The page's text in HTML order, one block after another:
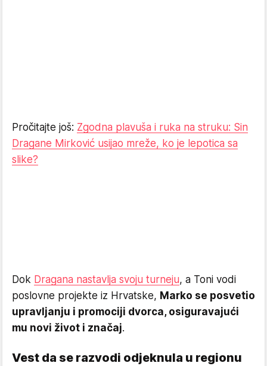
Pročitajte još: Zgodna plavuša i ruka na struku: Sin
Dragane Mirković usijao mreže, ko je lepotica sa
slike?
Dok Dragana nastavlja svoju turneju, a Toni vodi
poslovne projekte iz Hrvatske, Marko se posvetio
upravljanju i promociji dvorca, osiguravajući
mu novi život i značaj.
Vest da se razvodi odjeknula u regionu